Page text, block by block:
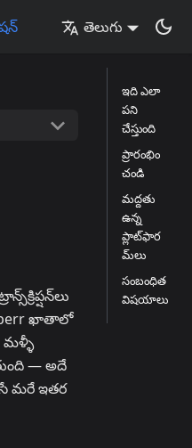
తెలుగు
ఖాతాలో
మళ్ళీ
— అదే
మరే ఇతర
ఇది ఎలా
పని
చేస్తుంది
ప్రారంభిం
చండి
మద్దతు
ఉన్న
ప్లాట్‌ఫార
మ్‌లు
సంబంధిత
విషయాలు